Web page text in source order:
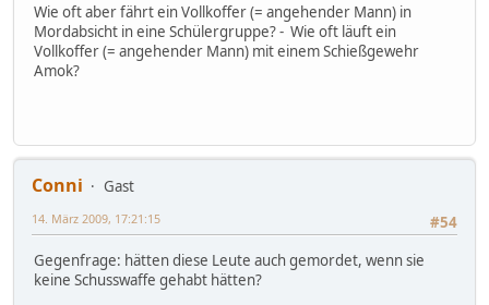
Wie oft aber fährt ein Vollkoffer (= angehender Mann) in
Mordabsicht in eine Schülergruppe? - Wie oft läuft ein
Vollkoffer (= angehender Mann) mit einem Schießgewehr
Amok?
Conni
Gast
#54
14. März 2009, 17:21:15
Gegenfrage: hätten diese Leute auch gemordet, wenn sie
keine Schusswaffe gehabt hätten?